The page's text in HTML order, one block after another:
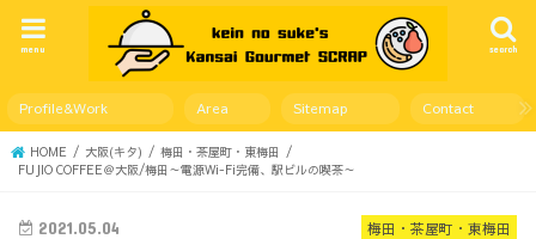
search
menu
Profile&Work Area Sitemap Contact
HOME 大阪(キタ)
梅田・茶屋町・東梅田
FUJIO COFFEE＠大阪/梅田～電源Wi-Fi完備、駅ビルの喫茶～
梅田・茶屋町・東梅田
2021.05.04